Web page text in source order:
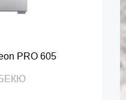
PRO 605